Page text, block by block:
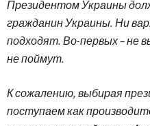
Президентом Украины
гражданин Украины. Ни
подходят. Во-первых – не
не поймут.
К сожалению, выбирая
поступаем как